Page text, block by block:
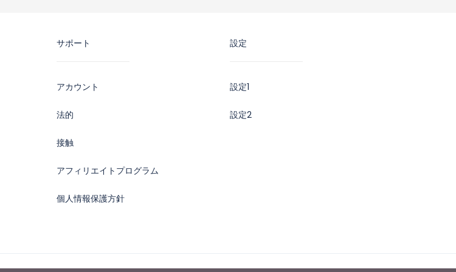
サポート
アカウント
法的
接触
アフィリエイトプログラム
個人情報保護方針
設定
設定1
設定2